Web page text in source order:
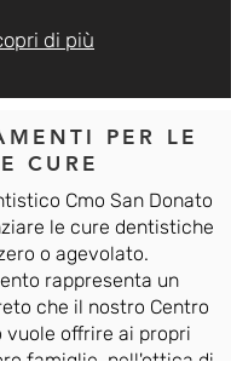
di più
PER LE
CURE
Cmo San Donato
le cure dentistiche
o agevolato.
rappresenta un
che il nostro Centro
offrire ai propri
famiglie, nell'ottica di